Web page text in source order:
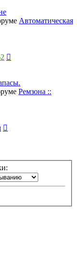
Автоматическая
Ремзона ::